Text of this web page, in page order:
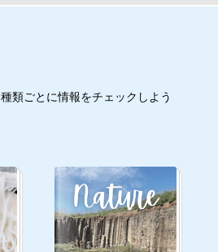
種類ごとに情報をチェックしよう